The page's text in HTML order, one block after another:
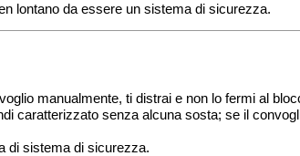
lontano da essere un sistema di sicurezza.
manualmente, ti distrai e non lo fermi al
caratterizzato senza alcuna sosta; se il
di sistema di sicurezza.